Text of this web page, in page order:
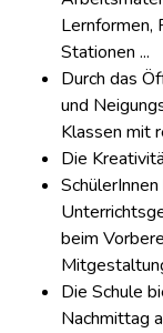
Lernformen,
Stationen ...
Durch das
und
Klassen mit
Die
beim
Die Schule
Nachmittag